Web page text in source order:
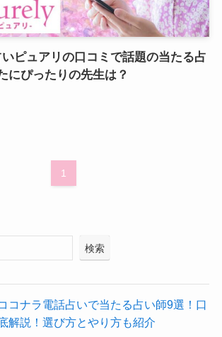
いピュアリの口コミで話題の当たる占
にぴったりの先生は？
1
検索
コナラ電話占いで当たる占い師9選！口
解説！選び方とやり方も紹介